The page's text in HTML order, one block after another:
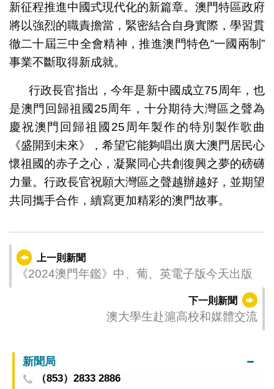
新征程推進中國式現代化的新篇章。澳門特區政府
將以強烈的職責擔當，緊密結合自身實際，學習貫
徹二十屆三中全會精神，推進澳門特色“一國兩制”
事業不斷取得新成就。
行政長官指出，今年是新中國成立75周年，也
是澳門回歸祖國25周年，十分期待大灣區之聲為
慶祝澳門回歸祖國25周年製作的特別製作歌曲
《盛開到未來》，希望它能夠唱出廣大澳門居民心
懷祖國的赤子之心，凝聚同心共創復興之夢的磅礴
力量。行政長官祝願大灣區之聲越辦越好，並期望
共同攜手合作，續寫更加精彩的澳門故事。
上一則新聞
《2024澳門年鑑》中、葡、英電子版今天出版
下一則新聞
澳大學生赴滬高校和媒體交流
新聞局
（853）2833 2886